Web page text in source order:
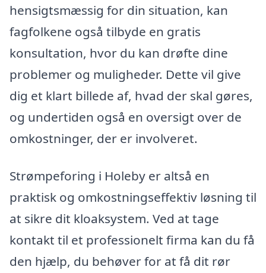
hensigtsmæssig for din situation, kan
fagfolkene også tilbyde en gratis
konsultation, hvor du kan drøfte dine
problemer og muligheder. Dette vil give
dig et klart billede af, hvad der skal gøres,
og undertiden også en oversigt over de
omkostninger, der er involveret.
Strømpeforing i Holeby er altså en
praktisk og omkostningseffektiv løsning til
at sikre dit kloaksystem. Ved at tage
kontakt til et professionelt firma kan du få
den hjælp, du behøver for at få dit rør